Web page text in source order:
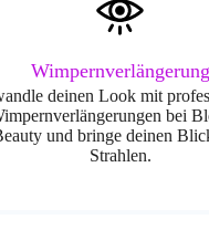
Wimpernverlängerung
deinen Look mit
bei
und bringe deinen
Strahlen.